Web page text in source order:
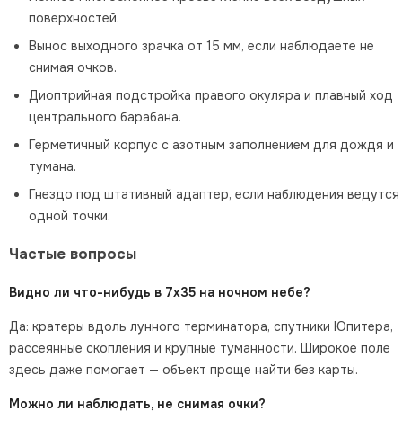
поверхностей.
Вынос выходного зрачка от 15 мм, если наблюдаете не
снимая очков.
Диоптрийная подстройка правого окуляра и плавный ход
центрального барабана.
Герметичный корпус с азотным заполнением для дождя и
тумана.
Гнездо под штативный адаптер, если наблюдения ведутся
одной точки.
Частые вопросы
Видно ли что-нибудь в 7х35 на ночном небе?
Да: кратеры вдоль лунного терминатора, спутники Юпитера,
рассеянные скопления и крупные туманности. Широкое поле
здесь даже помогает — объект проще найти без карты.
Можно ли наблюдать, не снимая очки?